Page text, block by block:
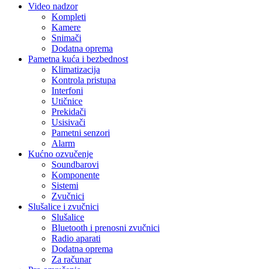
Video nadzor
Kompleti
Kamere
Snimači
Dodatna oprema
Pametna kuća i bezbednost
Klimatizacija
Kontrola pristupa
Interfoni
Utičnice
Prekidači
Usisivači
Pametni senzori
Alarm
Kućno ozvučenje
Soundbarovi
Komponente
Sistemi
Zvučnici
Slušalice i zvučnici
Slušalice
Bluetooth i prenosni zvučnici
Radio aparati
Dodatna oprema
Za računar